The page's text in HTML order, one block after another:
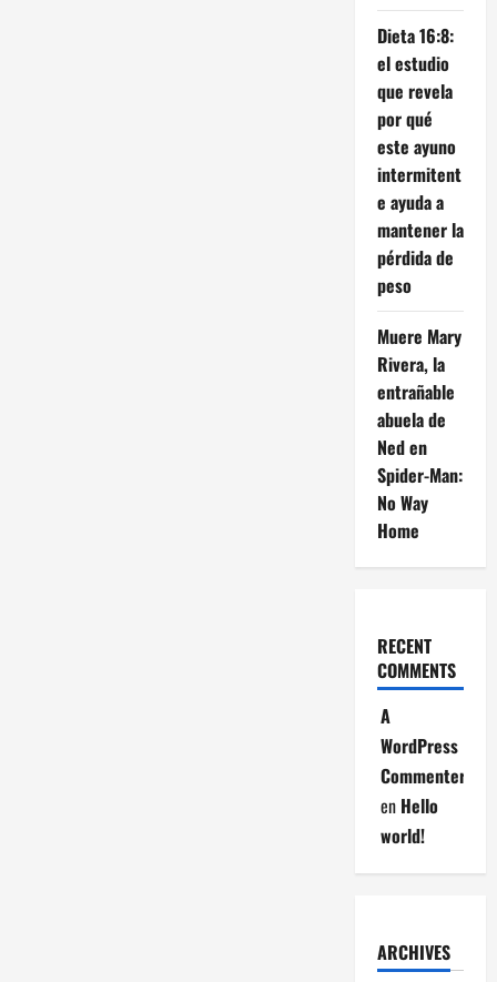
Dieta 16:8:
el estudio
que revela
por qué
este ayuno
intermitent
e ayuda a
mantener la
pérdida de
peso
Muere Mary
Rivera, la
entrañable
abuela de
Ned en
Spider-Man:
No Way
Home
RECENT
COMMENTS
A
WordPress
Commenter
en Hello
world!
ARCHIVES